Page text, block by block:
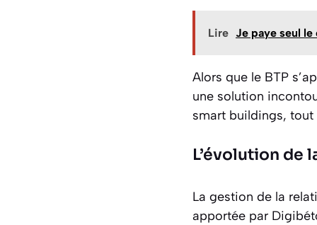
Lire Je paye seul
Alors que le BTP
une solution
smart buildings,
L’évolution de
La gestion de la
apportée par